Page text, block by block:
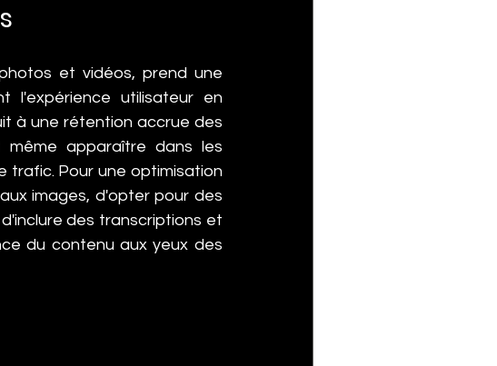
et vidéos, prend une
l'expérience utilisateur en
à une rétention accrue des
même apparaître dans les
trafic. Pour une optimisation
images, d'opter pour des
des transcriptions et
du contenu aux yeux des